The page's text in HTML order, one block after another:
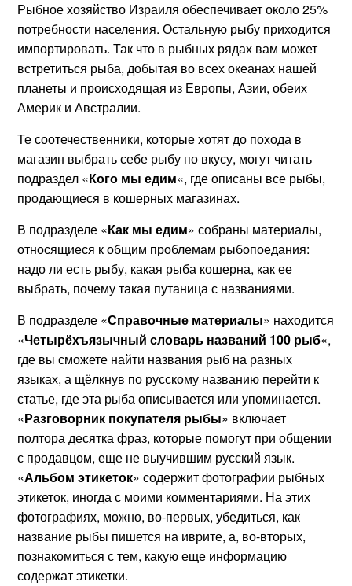
Рыбное хозяйство Израиля обеспечивает около 25%
потребности населения. Остальную рыбу приходится
импортировать. Так что в рыбных рядах вам может
встретиться рыба, добытая во всех океанах нашей
планеты и происходящая из Европы, Азии, обеих
Америк и Австралии.
Те соотечественники, которые хотят до похода в
магазин выбрать себе рыбу по вкусу, могут читать
подраздел «Кого мы едим«, где описаны все рыбы,
продающиеся в кошерных магазинах.
В подразделе «Как мы едим» собраны материалы,
относящиеся к общим проблемам рыбопоедания:
надо ли есть рыбу, какая рыба кошерна, как ее
выбрать, почему такая путаница с названиями.
В подразделе «Справочные материалы» находится
«Четырёхъязычный словарь названий 100 рыб«,
где вы сможете найти названия рыб на разных
языках, а щёлкнув по русскому названию перейти к
статье, где эта рыба описывается или упоминается.
«Разговорник покупателя рыбы» включает
полтора десятка фраз, которые помогут при общении
с продавцом, еще не выучившим русский язык.
«Альбом этикеток» содержит фотографии рыбных
этикеток, иногда с моими комментариями. На этих
фотографиях, можно, во-первых, убедиться, как
название рыбы пишется на иврите, а, во-вторых,
познакомиться с тем, какую еще информацию
содержат этикетки.